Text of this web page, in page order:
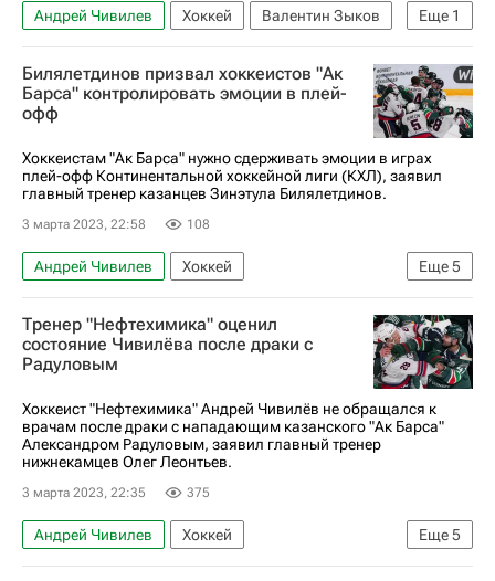
Еще 1
Андрей Чивилев Хоккей
Валентин Зыков
Марат Хайруллин
Билялетдинов призвал хоккеистов "Ак
Барса" контролировать эмоции в плей-
офф
Хоккеистам "Ак Барса" нужно сдерживать эмоции в играх
плей-офф Континентальной хоккейной лиги (КХЛ), заявил
главный тренер казанцев Зинэтула Билялетдинов.
3 марта 2023, 22:58 108
Еще5
Андрей Чивилев
Хоккей
Зинэтула Билялетдинов
Александр Радулов
Ак Барс
Нефтехимик Кубок Гагарина
Тренер "Нефтехимика" оценил
состояние Чивилёва после драки с
Радуловым
Хоккеист "Нефтехимика" Андрей Чивилёв не обращался к
врачам после драки с нападающим казанского "Ак Барса"
Александром Радуловым, заявил главный тренер
нижнекамцев Олег Леонтьев.
3 марта 2023, 22:35 375
Еще5
Андрей Чивилев
Хоккей
Александр Радулов
Нефтехимик
Ак Барс